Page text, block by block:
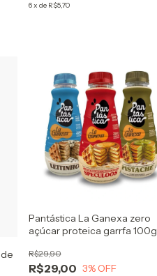
6x de R$5,70
Pantástica La Ganexa zero
açúcar proteica garrfa 100g
waffles
R$29,00
R$29,90
3% OFF